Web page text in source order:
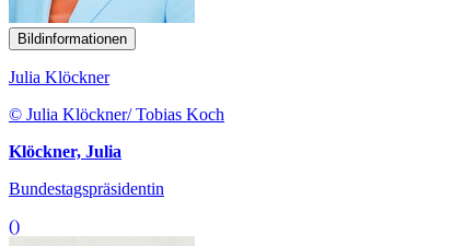
Bildinformationen
Julia Klöckner
© Julia Klöckner/ Tobias Koch
Klöckner, Julia
Bundestagspräsidentin
()